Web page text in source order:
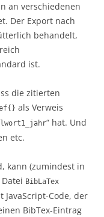
an verschiedenen
Der Export nach
behandelt,
ist.
die zitierten
als Verweis
“ hat. Und
etc.
kann (zumindest in
BibLaTex
Code, der
BibTex-Eintrag